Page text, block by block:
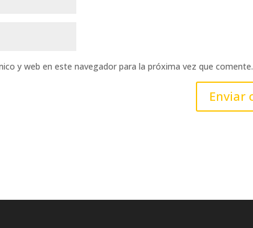
y web en este navegador para la próxima vez que comente.